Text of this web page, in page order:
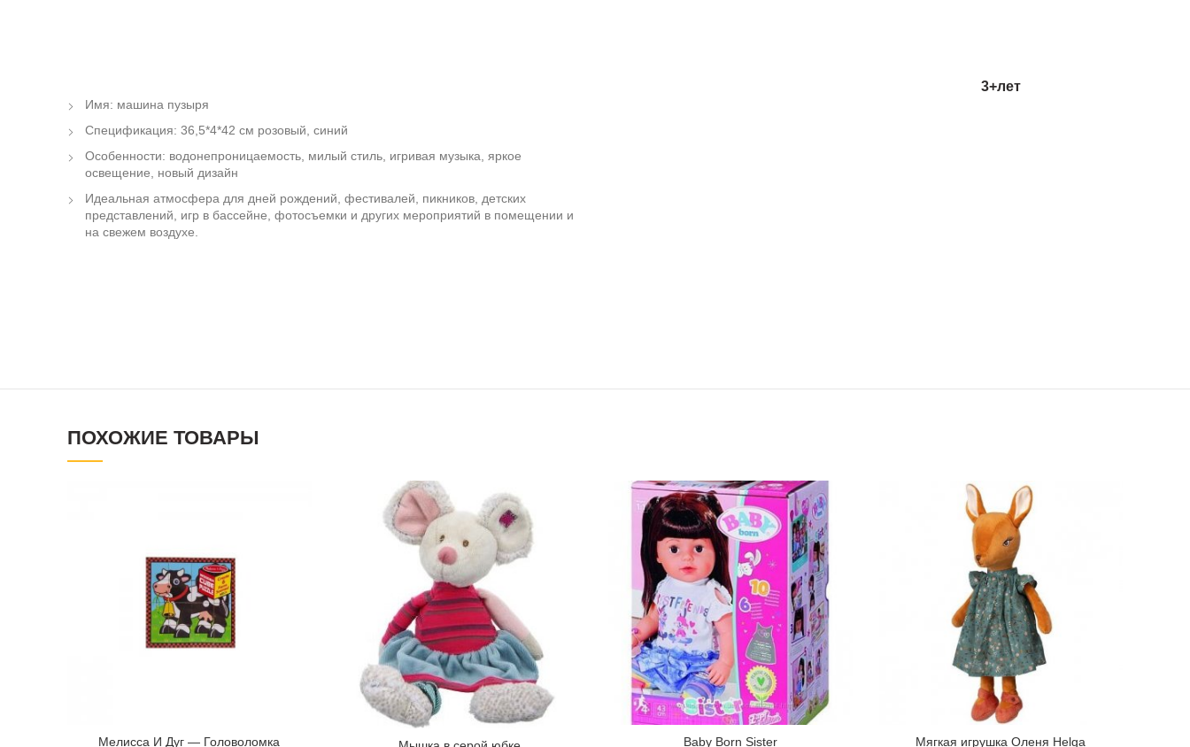
Имя: машина пузыря
Спецификация: 36,5*4*42 см розовый, синий
Особенности: водонепроницаемость, милый стиль, игривая музыка, яркое
освещение, новый дизайн
Идеальная атмосфера для дней рождений, фестивалей, пикников, детских
представлений, игр в бассейне, фотосъемки и других мероприятий в помещении и
на свежем воздухе.
3+лет
ПОХОЖИЕ ТОВАРЫ
Мелисса И Дуг — Головоломка Baby Born Sister Мягкая игрушка Оленя Helga